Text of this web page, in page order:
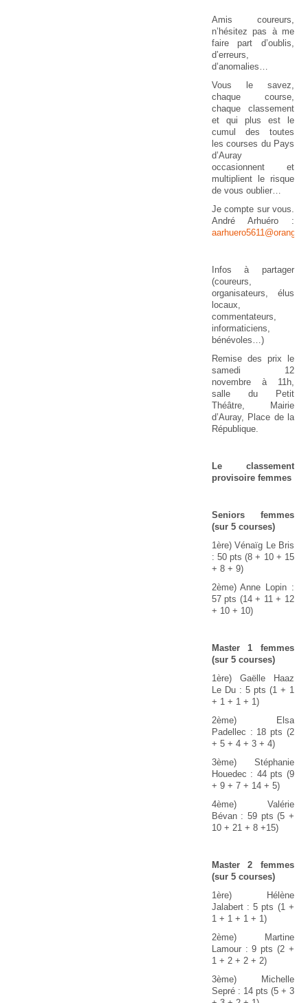
Amis coureurs,
n’hésitez pas à me
faire part d’oublis,
d’erreurs,
d’anomalies…
Vous le savez,
chaque course,
chaque classement
et qui plus est le
cumul des toutes
les courses du Pays
d’Auray
occasionnent et
multiplient le risque
de vous oublier…
Je compte sur vous.
André Arhuéro :
aarhuero5611@orange.fr
Infos à partager
(coureurs,
organisateurs, élus
locaux,
commentateurs,
informaticiens,
bénévoles…)
Remise des prix le
samedi 12
novembre à 11h,
salle du Petit
Théâtre, Mairie
d’Auray, Place de la
République.
Le classement
provisoire femmes
Seniors femmes
(sur 5 courses)
1ère) Vénaïg Le Bris
: 50 pts (8 + 10 + 15
+ 8 + 9)
2ème) Anne Lopin :
57 pts (14 + 11 + 12
+ 10 + 10)
Master 1 femmes
(sur 5 courses)
1ère) Gaëlle Haaz
Le Du : 5 pts (1 + 1
+ 1 + 1 + 1)
2ème) Elsa
Padellec : 18 pts (2
+ 5 + 4 + 3 + 4)
3ème) Stéphanie
Houedec : 44 pts (9
+ 9 + 7 + 14 + 5)
4ème) Valérie
Bévan : 59 pts (5 +
10 + 21 + 8 +15)
Master 2 femmes
(sur 5 courses)
1ère) Hélène
Jalabert : 5 pts (1 +
1 + 1 + 1 + 1)
2ème) Martine
Lamour : 9 pts (2 +
1 + 2 + 2 + 2)
3ème) Michelle
Sepré : 14 pts (5 + 3